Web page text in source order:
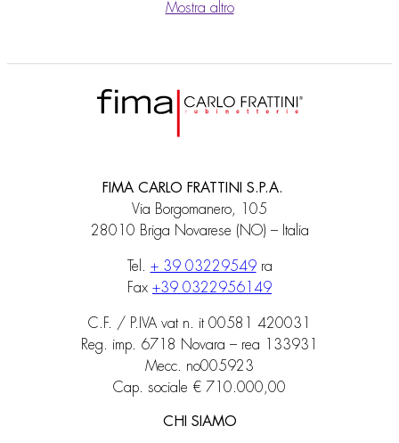
Mostra altro
FIMA CARLO FRATTINI S.P.A.
Via Borgomanero, 105
28010 Briga Novarese (NO) – Italia
Tel. + 39 03229549ra
Fax +39 0322956149
C.F. / P.IVA vat n. it 00581 420031
Reg. imp. 6718 Novara – rea 133931
Mecc. no005923
Cap. sociale € 710.000,00
CHI SIAMO